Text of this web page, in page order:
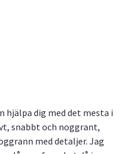
hjälpa dig med det mesta i
snabbt och noggrant,
med detaljer. Jag